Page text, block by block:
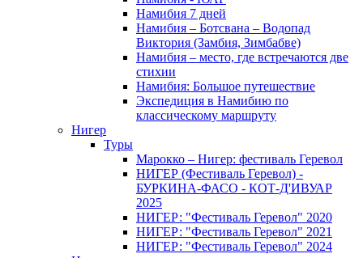
Намибия 7 дней
Намибия – Ботсвана – Водопад
Виктория (Замбия, Зимбабве)
Намибия – место, где встречаются две
стихии
Намибия: Большое путешествие
Экспедиция в Намибию по
классическому маршруту
Нигер
Туры
Марокко – Нигер: фестиваль Геревол
НИГЕР (Фестиваль Геревол) -
БУРКИНА-ФАСО - КОТ-Д'ИВУАР
2025
НИГЕР: "Фестиваль Геревол" 2020
НИГЕР: "Фестиваль Геревол" 2021
НИГЕР: "Фестиваль Геревол" 2024